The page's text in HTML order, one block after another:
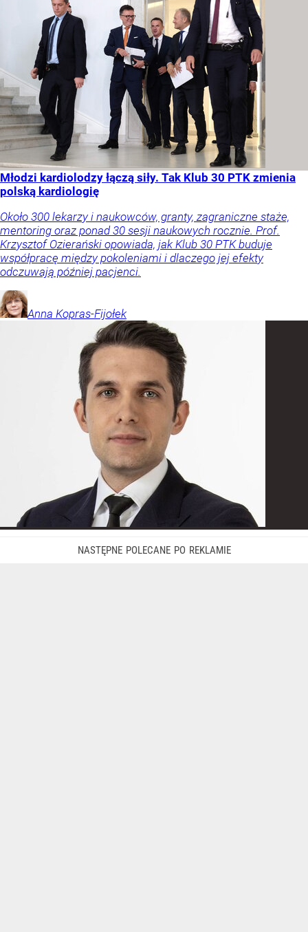
Młodzi kardiolodzy łączą siły. Tak Klub 30 PTK zmienia
polską kardiologię
Około 300 lekarzy i naukowców, granty, zagraniczne staże,
mentoring oraz ponad 30 sesji naukowych rocznie. Prof.
Krzysztof Ozierański opowiada, jak Klub 30 PTK buduje
współpracę między pokoleniami i dlaczego jej efekty
odczuwają później pacjenci.
Anna Kopras-Fijołek